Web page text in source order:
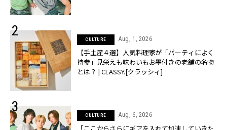
CULTURE Aug, 1, 2026
【手土産４選】人気料理家が「パーティによく
持参」見栄えも味わいもお墨付きの老舗の名物
とは？ | CLASSY.[クラッシィ]
CULTURE Aug, 6, 2026